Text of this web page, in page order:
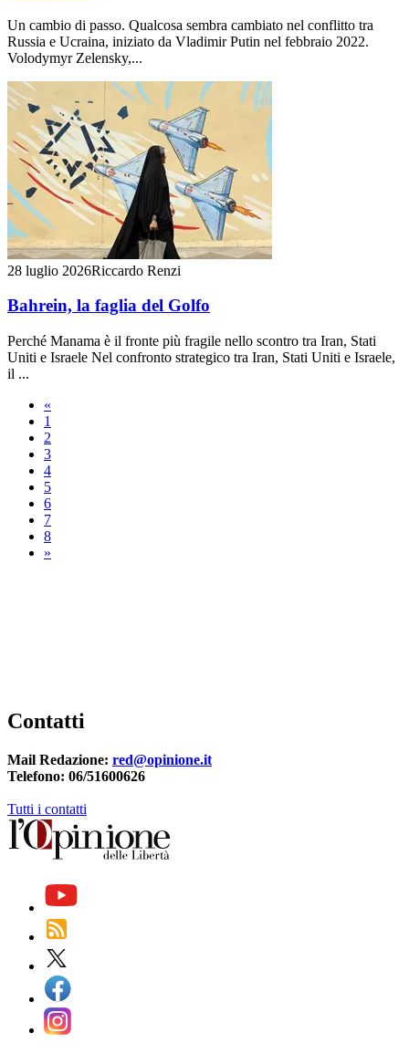
Un cambio di passo. Qualcosa sembra cambiato nel conflitto tra
Russia e Ucraina, iniziato da Vladimir Putin nel febbraio 2022.
Volodymyr Zelensky,...
28 luglio 2026Riccardo Renzi
Bahrein, la faglia del Golfo
Perché Manama è il fronte più fragile nello scontro tra Iran, Stati
Uniti e Israele Nel confronto strategico tra Iran, Stati Uniti e Israele,
il ...
«
1
2
3
4
5
6
7
8
»
Contatti
Mail Redazione: red@opinione.it
Telefono: 06/51600626
Tutti i contatti